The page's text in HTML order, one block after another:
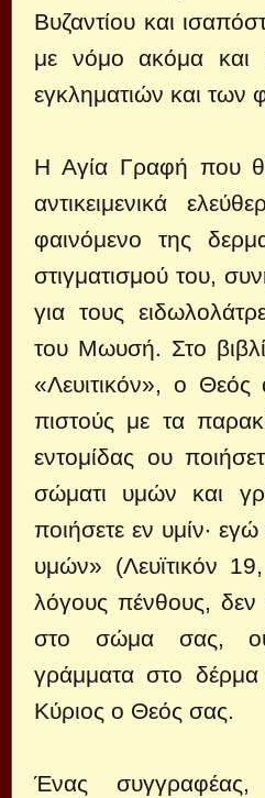
Βυζαντίου και
με νόμο ακόμα και
εγκληματιών και των
Η Αγία Γραφή που
αντικειμενικά
φαινόμενο της
στιγματισμού του,
για τους
του Μωυσή. Στο
«Λευιτικόν», ο Θεός
πιστούς με τα
εντομίδας ου
σώματι υμών και
ποιήσετε εν υμίν·
υμών» (Λευϊτικόν
λόγους πένθους, δεν
στο σώμα σας,
γράμματα στο
Κύριος ο Θεός σας.
Ένας